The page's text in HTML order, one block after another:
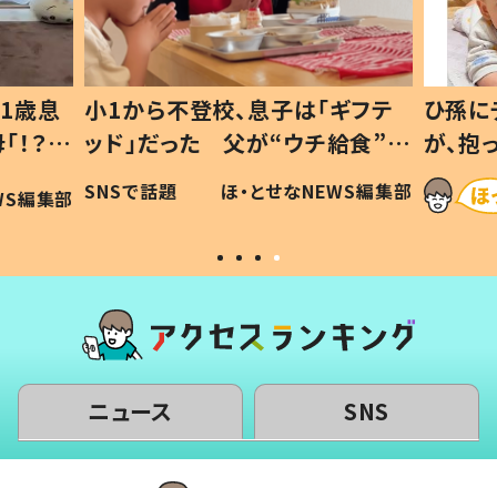
歳息
？」
編集部
小1から不登校、息子は「ギフテ
ッド」だった 父が“ウチ給食”を
作り続ける理由とは #令和の親
#令和の子
SNSで話題 ほ・とせなNEWS編集部
ひ孫
が、
「涙が
い」
ニュース SNS